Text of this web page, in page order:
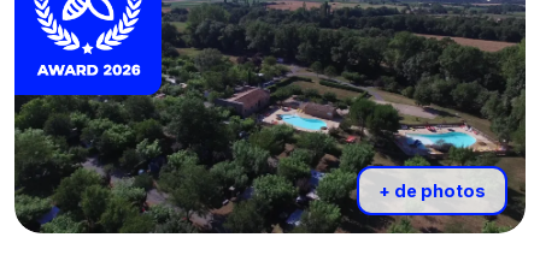
+ de photos